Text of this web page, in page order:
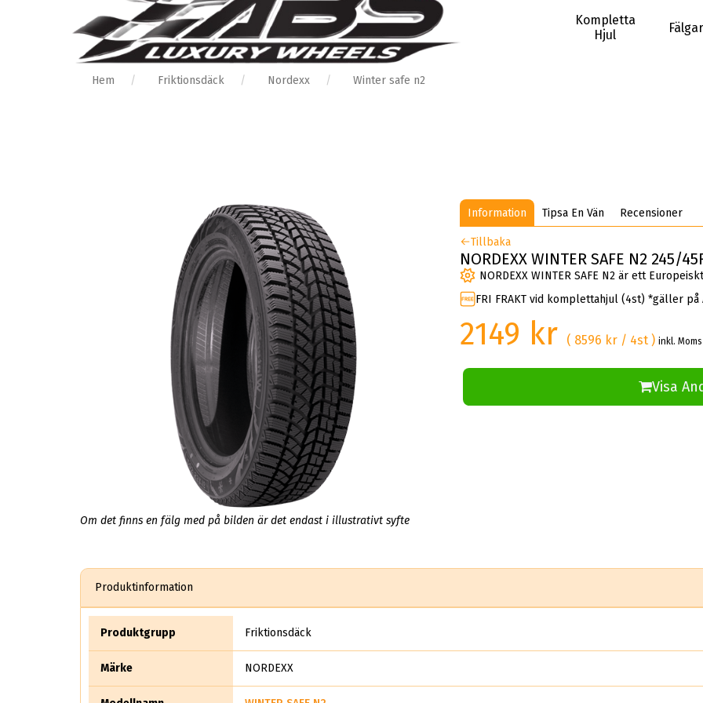
Kompletta
Hjul
Fälgar
Hem Friktionsdäck Nordexx Winter safe n2
Om det finns en fälg med på bilden är det endast i illustrativt syfte
Information Tipsa En Vän Recensioner
Tillbaka
NORDEXX WINTER SAFE N2 245/
NORDEXX WINTER SAFE N2 är ett
FRI FRAKT vid komplettahjul (4st) *gäller
2149 kr ( 8596 kr / 4st )inkl.
Visa
Produktinformation
Produktgrupp Friktionsdäck
Märke NORDEXX